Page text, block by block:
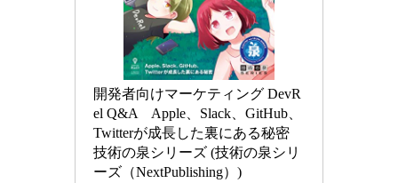
開発者向けマーケティング DevR
el Q&A　Apple、Slack、GitHub、
Twitterが成長した裏にある秘密
技術の泉シリーズ (技術の泉シリ
ーズ（NextPublishing）)